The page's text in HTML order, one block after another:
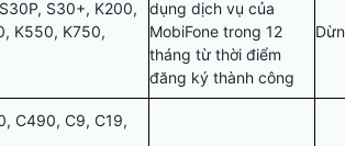
S30+, K200,
K550, K750,
dụng dịch vụ của
MobiFone trong 12
tháng từ thời điểm
đăng ký thành công
C490, C9, C19,